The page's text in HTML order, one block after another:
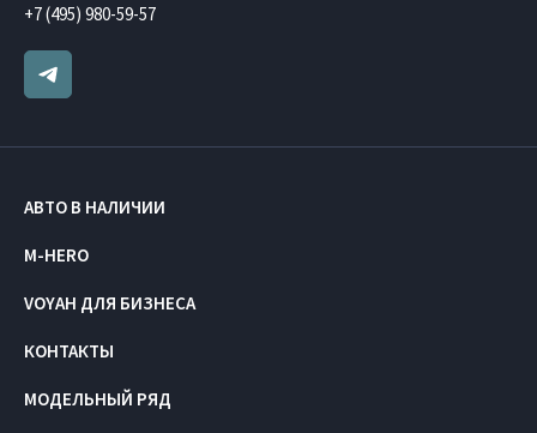
+7 (495) 980-59-57
АВТО В НАЛИЧИИ
M-HERO
VOYAH ДЛЯ БИЗНЕСА
КОНТАКТЫ
МОДЕЛЬНЫЙ РЯД